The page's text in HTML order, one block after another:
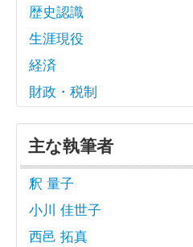
歴史認識
生涯現役
経済
財政・税制
主な執筆者
釈 量子
小川 佳世子
西邑 拓真